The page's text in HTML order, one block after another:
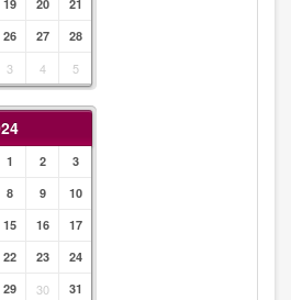
19 20
21
26 27
28
3 4 5
1 2
3
8 9
10
15 16
17
22 23
24
29 30 31